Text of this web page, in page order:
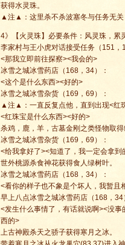
获得水灵珠。
▲注▲：这里杀不杀波塞冬与任务无关
4》【火灵珠】必要条件：风灵珠，累
李家村与王小虎对话接受任务（151，
<那我立即前往探察><我会的>
冰雪之城冰雪药店（168，34）：
<这个是什么东西><好的>
冰雪之城冰雪杂货（169，69）：
▲注▲：一直反复点他，直到出现<红
<红珠宝是什么东西><好的>
杀鸡，鹿，羊，古墓金刚之类怪物取得
冰雪之城冰雪杂货（169，69）：
<给我拿好了><知道了，我一定会拿到
世外桃源杀食神花获得食人绿树叶。
冰雪之城冰雪药店（168，34）：
<看你的样子也不象是个坏人，我暂且
早上八点冰雪之城冰雪药店（168，34
<发生什么事情了，有话就说啊><没
西的>
上古神殿杀天之骄子获得寒月之冰。